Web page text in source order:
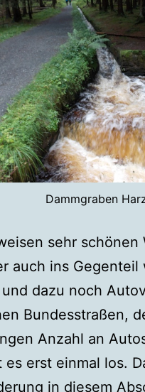
Dammgraben
sehr schönen
auch ins Gegenteil
dazu noch
Bundesstraßen,
Anzahl an
es erst einmal los.
in diesem